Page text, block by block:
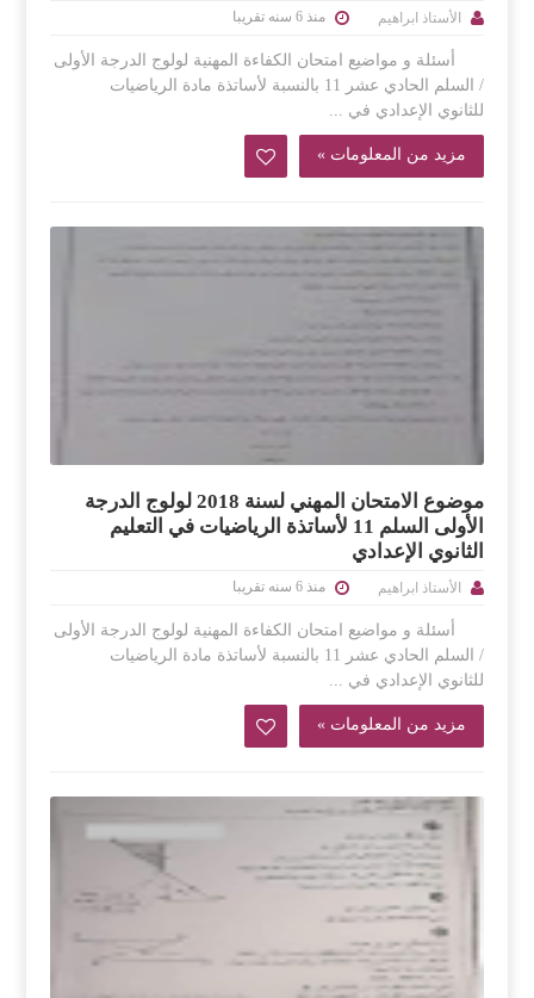
الأستاذ ابراهيم منذ 6 سنه تقريبا
أسئلة و مواضيع امتحان الكفاءة المهنية لولوج الدرجة الأولى
/ السلم الحادي عشر 11 بالنسبة لأساتذة مادة الرياضيات
للثانوي الإعدادي في ...
مزيد من المعلومات »
موضوع الامتحان المهني لسنة 2018 لولوج الدرجة
الأولى السلم 11 لأساتذة الرياضيات في التعليم
الثانوي الإعدادي
الأستاذ ابراهيم منذ 6 سنه تقريبا
أسئلة و مواضيع امتحان الكفاءة المهنية لولوج الدرجة الأولى
/ السلم الحادي عشر 11 بالنسبة لأساتذة مادة الرياضيات
للثانوي الإعدادي في ...
مزيد من المعلومات »